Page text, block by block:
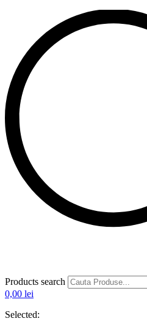
Products search
0,00 lei
Selected: